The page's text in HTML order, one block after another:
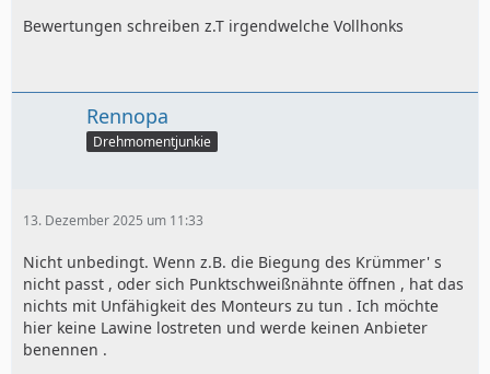
Bewertungen schreiben z.T irgendwelche Vollhonks
Rennopa
Drehmomentjunkie
13. Dezember 2025 um 11:33
Nicht unbedingt. Wenn z.B. die Biegung des Krümmer' s
nicht passt , oder sich Punktschweißnähnte öffnen , hat das
nichts mit Unfähigkeit des Monteurs zu tun . Ich möchte
hier keine Lawine lostreten und werde keinen Anbieter
benennen .